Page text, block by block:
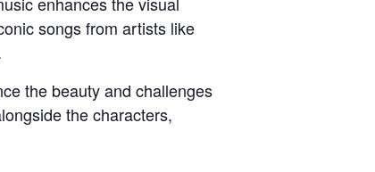
songs from artists like
the beauty and challenges
the characters,